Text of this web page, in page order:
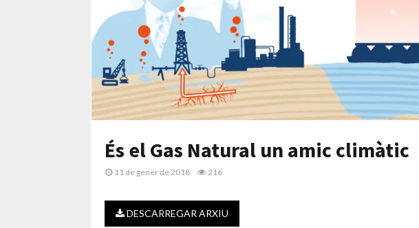
És el Gas Natural un amic climàtic
11 de gener de 2018 216
DESCARREGAR ARXIU